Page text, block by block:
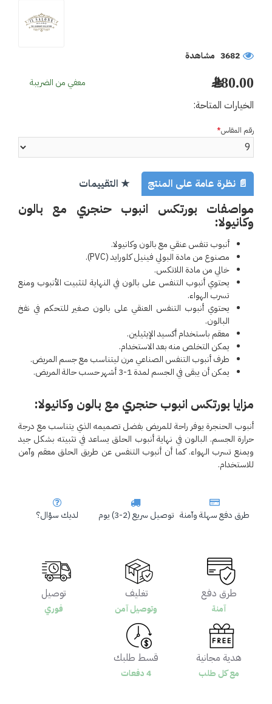
3682 مشاهدة
280.00 ﷼ معفي من الضريبة
الخيارات المتاحة:
رقم المقاس
طرق دفع سهلة وآمنة توصيل سريع (2-3) يوم لديك سؤال؟
📄 نظرة عامة على المنتج ★ التقييمات
مواصفات بورتكس انبوب حنجري مع بالون
وكانيولا:
أنبوب تنفس عنقي مع بالون وكانيولا.
مصنوع من مادة البولي فينيل كلورايد (PVC
).
خالي من مادة اللاتكس.
يحتوي أنبوب التنفس على بالون في النهاية لتثبيت الأنبوب ومنع
تسرب الهواء.
يحتوي أنبوب التنفس العنقي على بالون صغير للتحكم في نفخ
البالون.
معقم باستخدام أكسيد الإيثيلين.
يمكن التخلص منه بعد الاستخدام.
طرف أنبوب التنفس الصناعي مرن ليتناسب مع جسم المريض.
يمكن أن يبقى في الجسم لمدة 1-3 أشهر حسب حالة المريض.
مزايا بورتكس انبوب حنجري مع بالون وكانيولا:
أنبوب الحنجرة يوفر راحة للمريض بفضل تصميمه الذي يتناسب مع درجة
حرارة الجسم. البالون في نهاية أنبوب الحلق يساعد في تثبيته بشكل جيد
ويمنع تسرب الهواء. كما أن أنبوب التنفس عن طريق الحلق معقم وآمن
للاستخدام.
طرق دفع
آمنة
تغليف
وتوصيل آمن
توصيل
فوري
هدية مجانية
مع كل طلب
قسط طلبك
4 دفعات